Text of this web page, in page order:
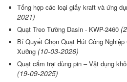
Tổng hợp các loại giấy kraft và ứng
2021)
Quạt Treo Tường Dasin - KWP-2460
Bí Quyết Chọn Quạt Hút Công
Xưởng (10-03-2026)
Quạt cắm trại dùng pin – Vật dụng
(19-09-2025)